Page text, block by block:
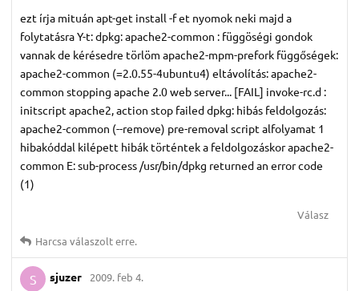
ezt írja mituán apt-get install -f et nyomok neki majd a
folytatásra Y-t: dpkg: apache2-common : függöségi gondok
vannak de kérésedre törlöm apache2-mpm-prefork függőségek:
apache2-common (=2.0.55-4ubuntu4) eltávolítás: apache2-
common stopping apache 2.0 web server... [FAIL] invoke-rc.d :
initscript apache2, action stop failed dpkg: hibás feldolgozás:
apache2-common (--remove) pre-removal script alfolyamat 1
hibakóddal kilépett hibák történtek a feldolgozáskor apache2-
common E: sub-process /usr/bin/dpkg returned an error code
(1)
Válasz
Harcsa válaszolt erre.
S sjuzer 2009. feb 4.